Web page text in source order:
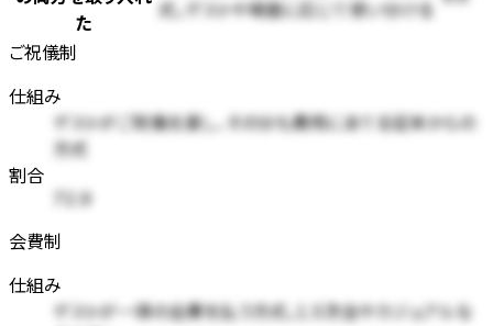
た
式。ゲストや場面に応じて使い分ける
ご祝儀制
仕組み
ゲストがご祝儀を渡し、その分も費用にあてる従来からの
方式
割合
72.9
会費制
仕組み
ゲストが一律の会費を払う方式。1.5次会やカジュアルな